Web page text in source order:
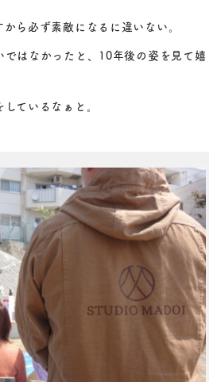
ら必ず素敵になるに違いない。
ではなかったと、10年後の姿を見て嬉
ているなぁと。